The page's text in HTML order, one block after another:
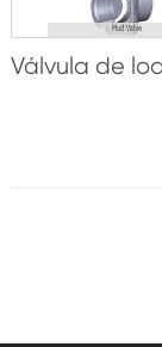
Válvula de